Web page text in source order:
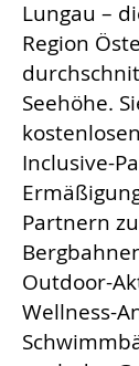
Lungau –
Region
Seehöhe.
Inclusive-
Partnern
Outdoor-
Wellness-